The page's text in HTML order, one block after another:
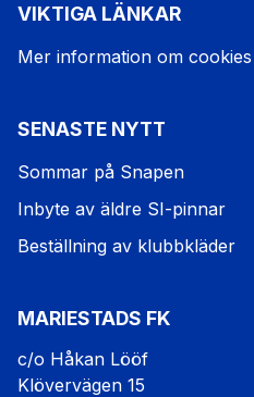
VIKTIGA LÄNKAR
Mer information om cookies
SENASTE NYTT
Sommar på Snapen
Inbyte av äldre SI-pinnar
Beställning av klubbkläder
MARIESTADS FK
c/o Håkan Lööf
Klövervägen 15